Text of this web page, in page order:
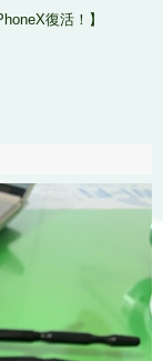
復活！】